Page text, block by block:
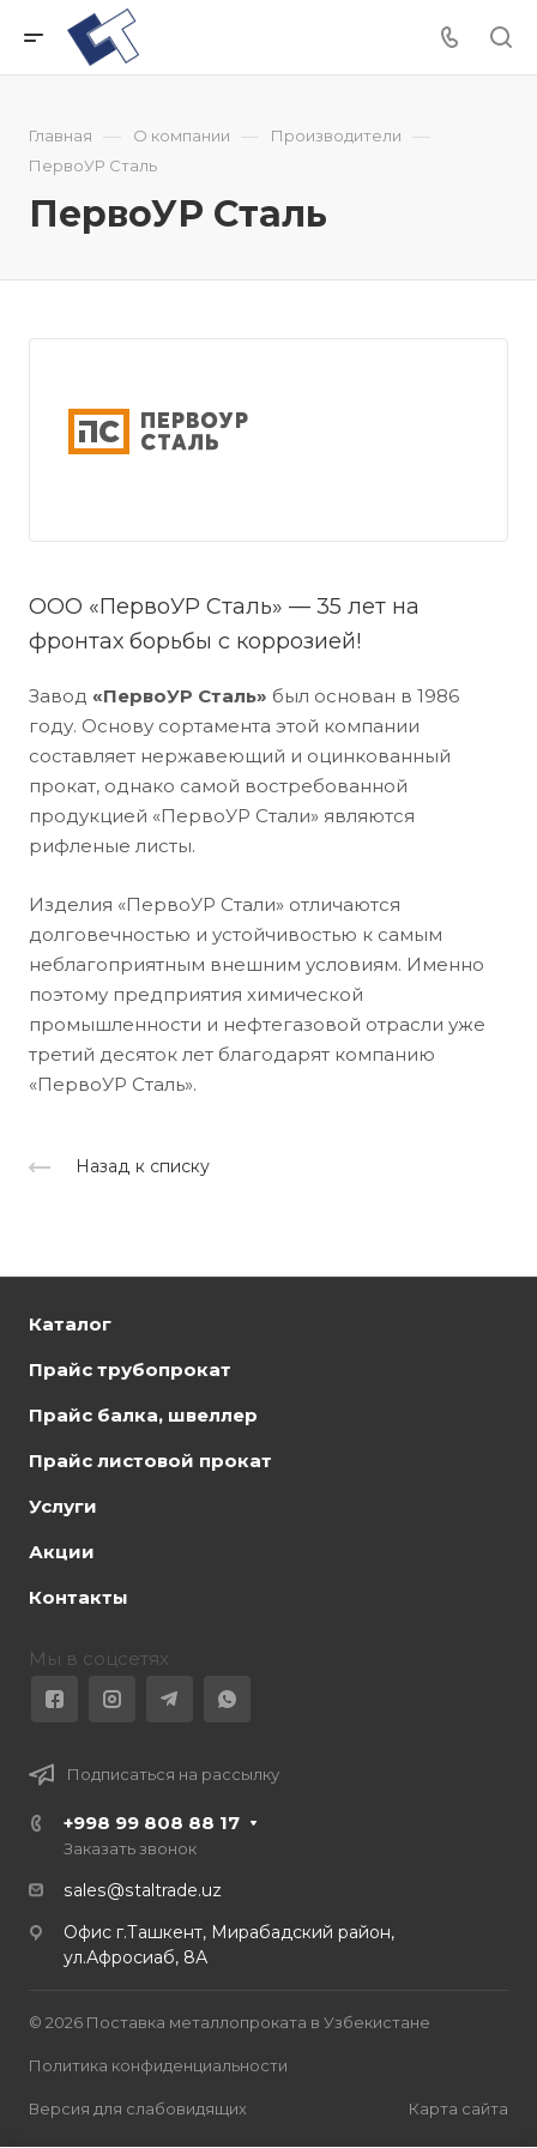
Главная — О компании — Производители —
ПервоУР Сталь
ПервоУР Сталь
ООО «ПервоУР Сталь» — 35 лет на
фронтах борьбы с коррозией!
Завод «ПервоУР Сталь» был основан в 1986
году. Основу сортамента этой компании
составляет нержавеющий и оцинкованный
прокат, однако самой востребованной
продукцией «ПервоУР Стали» являются
рифленые листы.
Изделия «ПервоУР Стали» отличаются
долговечностью и устойчивостью к самым
неблагоприятным внешним условиям. Именно
поэтому предприятия химической
промышленности и нефтегазовой отрасли уже
третий десяток лет благодарят компанию
«ПервоУР Сталь».
Назад к списку
Каталог
Прайс трубопрокат
Прайс балка, швеллер
Прайс листовой прокат
Услуги
Акции
Контакты
Мы в соцсетях
Подписаться на рассылку
+998 99 808 88 17
Заказать звонок
sales@staltrade.uz
Офис г.Ташкент, Мирабадский район,
ул.Афросиаб, 8А
© 2026 Поставка металлопроката в Узбекистане
Политика конфиденциальности
Версия для слабовидящих Карта сайта